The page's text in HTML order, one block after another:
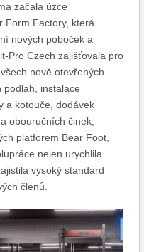
začala úzce
Form Factory, která
nových poboček a
Pro Czech zajišťovala pro
nově otevřených
podlah, instalace
a kotouče, dodávek
obouručních činek,
platforem Bear Foot,
nejen urychlila
vysoký standard
členů.